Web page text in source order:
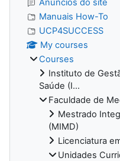
Anúncios do site
Manuais How-To
UCP4SUCCESS
My courses
Courses
Instituto de
Saúde (I...
Faculdade de
Mestrado
(MIMD)
Licenciatura
Unidades